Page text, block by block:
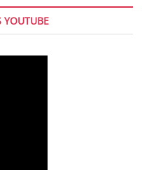
YOUTUBE